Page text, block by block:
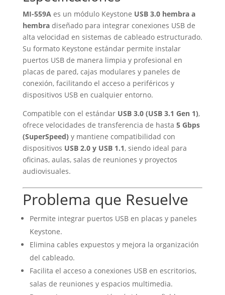
MI-559Aes un módulo Keystone USB 3.0 hembra a
hembradiseñado para integrar conexiones USB de
alta velocidad en sistemas de cableado estructurado.
Su formato Keystone estándar permite instalar
puertos USB de manera limpia y profesional en
placas de pared, cajas modulares y paneles de
conexión, facilitando el acceso a periféricos y
dispositivos USB en cualquier entorno.
Compatible con el estándar USB 3.0 (USB 3.1 Gen 1),
ofrece velocidades de transferencia de hasta 5 Gbps
(SuperSpeed) y mantiene compatibilidad con
dispositivos USB 2.0 y USB 1.1, siendo ideal para
oficinas, aulas, salas de reuniones y proyectos
audiovisuales.
Problema que Resuelve
Permite integrar puertos USB en placas y paneles
Keystone.
Elimina cables expuestos y mejora la organización
del cableado.
Facilita el acceso a conexiones USB en escritorios,
salas de reuniones y espacios multimedia.